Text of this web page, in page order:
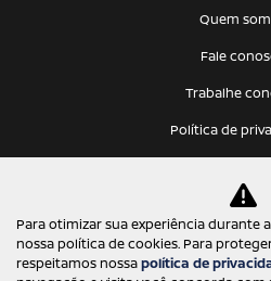
Quem
Fale
Trabalhe
Política de
KATANA
12.275.766/
Para otimizar sua experiência durante
nossa política de cookies. Para
respeitamos nossapolítica de